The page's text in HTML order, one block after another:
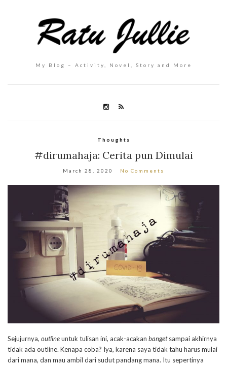
My Blog – Activity, Novel, Story and More
Thoughts
#dirumahaja: Cerita pun Dimulai
March 28, 2020 No Comments
Sejujurnya, outlineuntuk tulisan ini, acak-acakan bangetsampai akhirnya
tidak ada outline. Kenapa coba? Iya, karena saya tidak tahu harus mulai
dari mana, dan mau ambil dari sudut pandang mana. Itu sepertinya